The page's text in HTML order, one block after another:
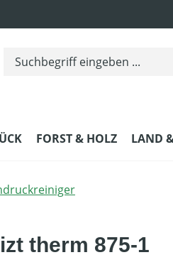
FORST & HOLZ LAND
therm 875-1